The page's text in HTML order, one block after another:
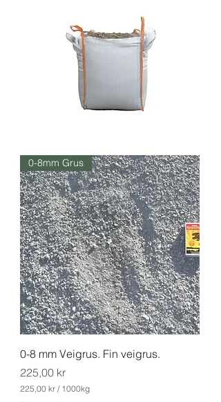
0-8mm Grus
0-8 mm Veigrus. Fin veigrus.
Pris
225,00 kr
225,00 kr / 1000kg
2